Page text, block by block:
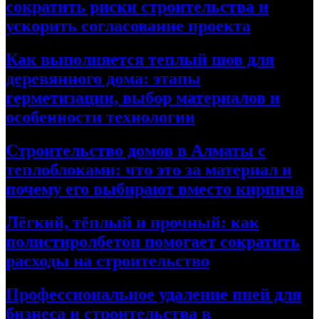
сократить риски строительства и
ускорить согласование проекта
Как выполняется теплый шов для
деревянного дома: этапы
герметизации, выбор материалов и
особенности технологии
Строительство домов в Алматы с
теплоблоками: что это за материал и
почему его выбирают вместо кирпича
Лёгкий, тёплый и прочный: как
полистиролбетон помогает сократить
расходы на строительство
Профессиональное удаление пней для
бизнеса и строительства в